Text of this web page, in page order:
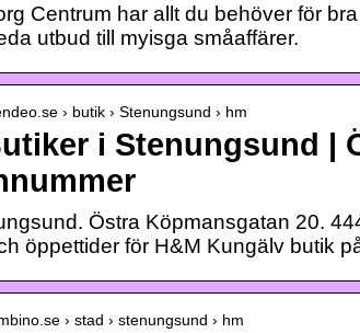
Centrum har allt du behöver för
utbud till myisga småaffärer.
› butik › Stenungsund › hm
i Stenungsund |
Östra Köpmansgatan 20.
öppettider för H&M Kungälv butik
› stad › stenungsund › hm